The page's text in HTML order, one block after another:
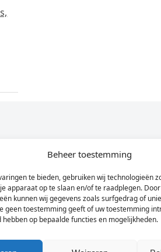
Beheer toestemming
te bieden, gebruiken wij technologieën
apparaat op te slaan en/of te raadplegen.
kunnen wij gegevens zoals surfgedrag of
geen toestemming geeft of uw toestemming
hebben op bepaalde functies en mogelijkheden.